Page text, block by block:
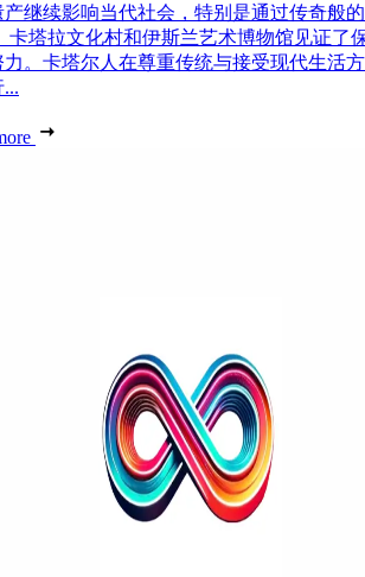
继续影响当代社会，特别是通过传奇般
卡塔拉文化村和伊斯兰艺术博物馆见证了
。卡塔尔人在尊重传统与接受现代生活